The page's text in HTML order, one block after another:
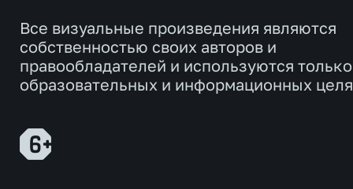
Все визуальные произведения являются
собственностью своих авторов и
правообладателей и используются
образовательных и информационных